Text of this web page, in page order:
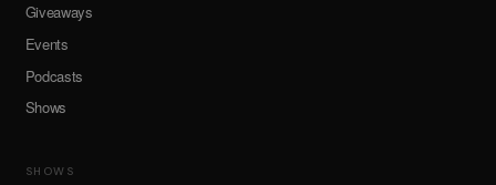
Giveaways
Events
Podcasts
Shows
SHOWS